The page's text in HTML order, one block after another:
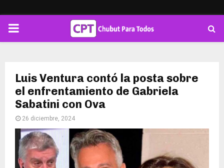
PRIMARY
Luis Ventura contó la posta sobre
el enfrentamiento de Gabriela
Sabatini con Ova
26 diciembre, 2024